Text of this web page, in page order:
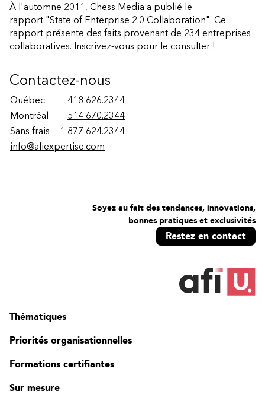
À l'automne 2011, Chess Media a publié le
rapport "State of Enterprise 2.0 Collaboration". Ce
rapport présente des faits provenant de 234 entreprises
collaboratives. Inscrivez-vous pour le consulter !
Contactez-nous
Québec
418 626.2344
Montréal
514 670.2344
Sans frais
1 877 624.2344
info@afiexpertise.com
Soyez au fait des tendances, innovations,
bonnes pratiques et exclusivités
Restez en contact
Thématiques
Priorités organisationnelles
Formations certifiantes
Sur mesure